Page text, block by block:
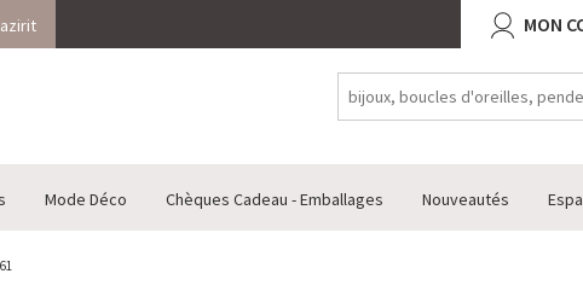
MON
Mode Déco Chèques Cadeau - Emballages Nouveautés